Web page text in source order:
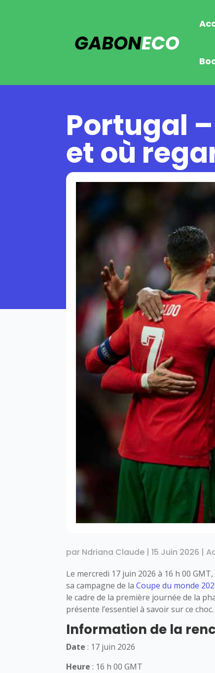
Portugal
et où
par Ndriana Claude |15 Juin 2026 |
Le mercredi 17 juin 2026 à 16 h 00
sa campagne de laCoupe du monde
le cadre de la première journée de la
présente l’essentiel à savoir sur ce choc.
Information de la
Date : 17 juin 2026
Heure : 16 h 00 GMT